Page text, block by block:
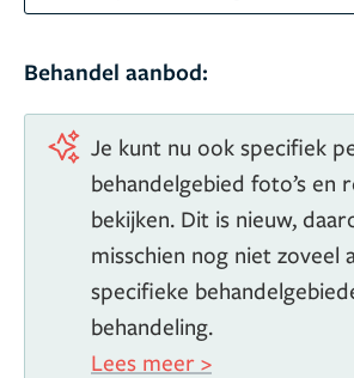
een tevreden cliënt.”
in OLVG Oost.
Lidmaatschappen
Behandel aanbod:
Je kunt nu ook specifiek
behandelgebied foto’s en
bekijken. Dit is nieuw,
misschien nog niet zoveel
specifieke
behandeling.
Lees meer >